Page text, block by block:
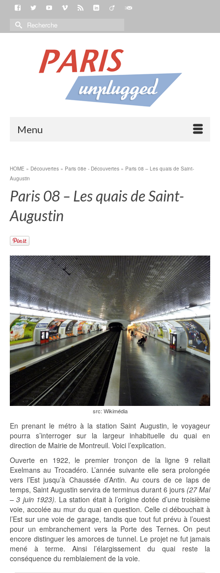
Menu
HOME » Découvertes » Paris 08e - Découvertes » Paris 08 – Les quais de Saint-
Augustin
Paris 08 – Les quais de Saint-
Augustin
src: Wikimédia
En prenant le métro à la station Saint Augustin, le voyageur
pourra s’interroger sur la largeur inhabituelle du quai en
direction de Mairie de Montreuil. Voici l’explication.
Ouverte en 1922, le premier tronçon de la ligne 9 reliait
Exelmans au Trocadéro. L’année suivante elle sera prolongée
vers l’Est jusqu’à Chaussée d’Antin. Au cours de ce laps de
temps, Saint Augustin servira de terminus durant 6 jours (27 Mai
– 3 juin 1923). La station était à l’origine dotée d’une troisième
voie, accolée au mur du quai en question. Celle ci débouchait à
l’Est sur une voie de garage, tandis que tout fut prévu à l’ouest
pour un embranchement vers la Porte des Ternes. On peut
encore distinguer les amorces de tunnel. Le projet ne fut jamais
mené à terme. Ainsi l’élargissement du quai reste la
conséquence du remblaiement de la voie.